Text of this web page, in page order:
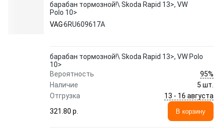
барабан тормозной!\ Skoda Rapid 13>, VW
Polo 10>
VAG6RU609617A
барабан тормозной!\ Skoda Rapid 13>, VW Polo
10>
Вероятность
95%
Наличие
5 шт.
Отгрузка
13 - 16 августа
321.80 p.
В корзину